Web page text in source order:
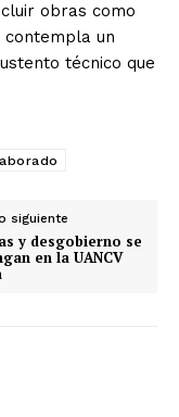
obras como
contempla un
técnico que
siguiente
y desgobierno se
en la UANCV